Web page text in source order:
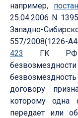
например,
25.04.2006 N
Западно-
557/2008(1226-
423
ГК РФ
договору
которому одна
передает или